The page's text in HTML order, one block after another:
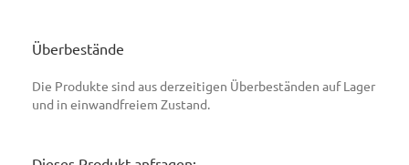
Überbestände
Die Produkte sind aus derzeitigen Überbeständen auf Lager
und in einwandfreiem Zustand.